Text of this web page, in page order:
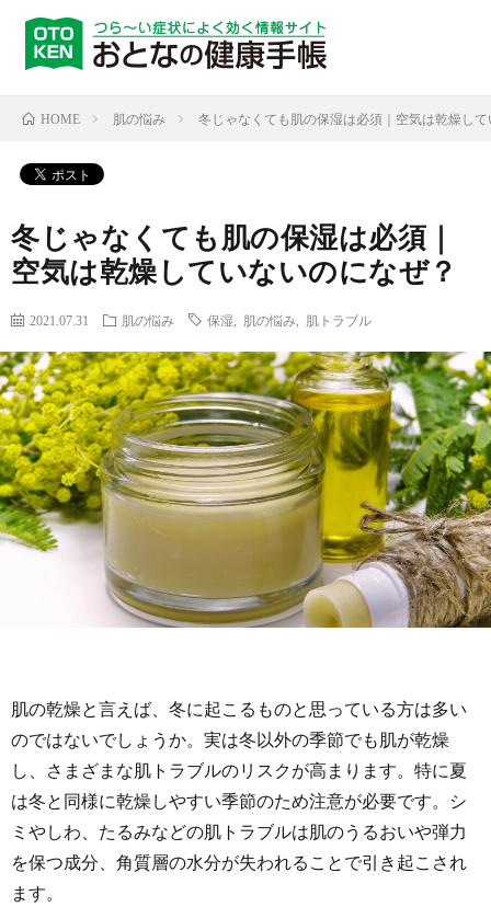
HOME 肌の悩み 冬じゃなくても肌の保湿は必須｜空気は乾燥し
冬じゃなくても肌の保湿は必須｜
空気は乾燥していないのになぜ？
2021.07.31 肌の悩み 保湿 肌の悩み 肌トラブル
肌の乾燥と言えば、冬に起こるものと思っている方は多い
のではないでしょうか。実は冬以外の季節でも肌が乾燥
し、さまざまな肌トラブルのリスクが高まります。特に夏
は冬と同様に乾燥しやすい季節のため注意が必要です。シ
ミやしわ、たるみなどの肌トラブルは肌のうるおいや弾力
を保つ成分、角質層の水分が失われることで引き起こされ
ます。